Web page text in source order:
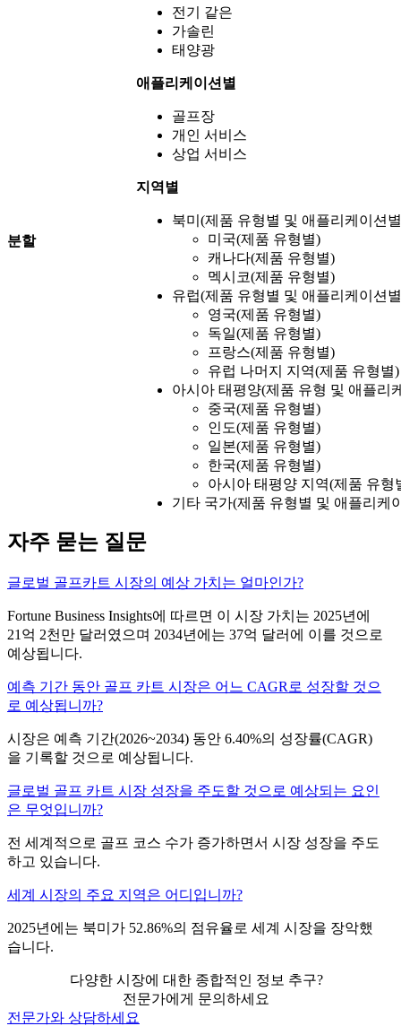
분할
전기 같은
가솔린
태양광
애플리케이션별
골프장
개인 서비스
상업 서비스
지역별
북미(제품 유형별 및 애플리케이션
미국(제품 유형별)
캐나다(제품 유형별)
멕시코(제품 유형별)
유럽(제품 유형별 및 애플리케이션
영국(제품 유형별)
독일(제품 유형별)
프랑스(제품 유형별)
유럽 ​​나머지 지역(제품 유형별)
아시아 태평양(제품 유형 및 애플리
중국(제품 유형별)
인도(제품 유형별)
일본(제품 유형별)
한국(제품 유형별)
아시아 태평양 지역(제품 유형
기타 국가(제품 유형별 및 애플리케
자주 묻는 질문
글로벌 골프카트 시장의 예상 가치는 얼마인가?
Fortune Business Insights에 따르면 이 시장 가치는 2025년에
21억 2천만 달러였으며 2034년에는 37억 달러에 이를 것으로
예상됩니다.
예측 기간 동안 골프 카트 시장은 어느 CAGR로 성장할 것으
로 예상됩니까?
시장은 예측 기간(2026~2034) 동안 6.40%의 성장률(CAGR)
을 기록할 것으로 예상됩니다.
글로벌 골프 카트 시장 성장을 주도할 것으로 예상되는 요인
은 무엇입니까?
전 세계적으로 골프 코스 수가 증가하면서 시장 성장을 주도
하고 있습니다.
세계 시장의 주요 지역은 어디입니까?
2025년에는 북미가 52.86%의 점유율로 세계 시장을 장악했
습니다.
다양한 시장에 대한 종합적인 정보 추구?
전문가에게 문의하세요
전문가와 상담하세요